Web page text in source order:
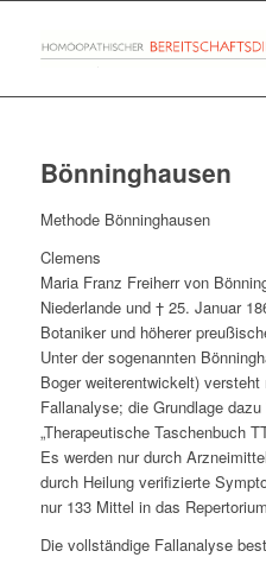
Bönninghausen
Methode Bönninghausen
Clemens
Maria Franz Freiherr von
Niederlande und † 25. Januar
Botaniker und höherer
Unter der sogenannten
Boger weiterentwickelt)
Fallanalyse; die Grundlage
„Therapeutische Taschenbuch
Es werden nur durch
durch Heilung verifizierte
nur 133 Mittel in das
Die vollständige Fallanalyse